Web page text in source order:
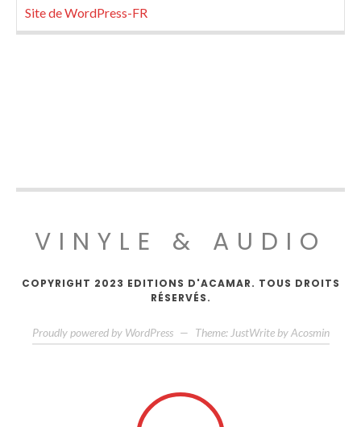
Site de WordPress-FR
VINYLE & AUDIO
COPYRIGHT 2023 EDITIONS D'ACAMAR. TOUS DROITS
RÉSERVÉS.
Proudly powered by WordPress — Theme: JustWrite by Acosmin